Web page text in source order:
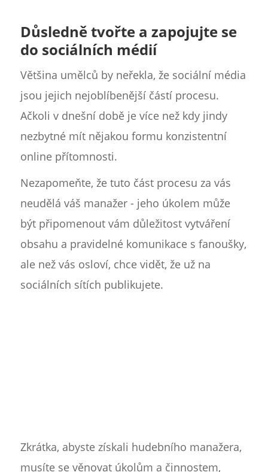
Důsledně tvořte a zapojujte se
do sociálních médií
Většina umělců by neřekla, že sociální média
jsou jejich nejoblíbenější částí procesu.
Ačkoli v dnešní době je více než kdy jindy
nezbytné mít nějakou formu konzistentní
online přítomnosti.
Nezapomeňte, že tuto část procesu za vás
neudělá váš manažer - jeho úkolem může
být připomenout vám důležitost vytváření
obsahu a pravidelné komunikace s fanoušky,
ale než vás osloví, chce vidět, že už na
sociálních sítích publikujete.
Zkrátka, abyste získali hudebního manažera,
musíte se věnovat úkolům a činnostem,